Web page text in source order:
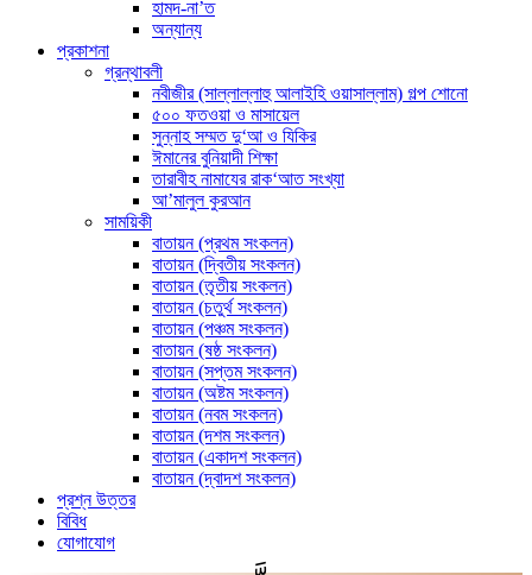
হামদ-না’ত
অন্যান্য
প্রকাশনা
গ্রন্থাবলী
নবীজীর (সাল্লাল্লাহু আলাইহি ওয়াসাল্লাম) গল্প শোনো
৫০০ ফতওয়া ও মাসায়েল
সুন্নাহ সম্মত দু‘আ ও যিকির
ঈমানের বুনিয়াদী শিক্ষা
তারাবীহ নামাযের রাক‘আত সংখ্যা
আ’মালুল কুরআন
সাময়িকী
বাতায়ন (প্রথম সংকলন)
বাতায়ন (দ্বিতীয় সংকলন)
বাতায়ন (তৃতীয় সংকলন)
বাতায়ন (চতুর্থ সংকলন)
বাতায়ন (পঞ্চম সংকলন)
বাতায়ন (ষষ্ঠ সংকলন)
বাতায়ন (সপ্তম সংকলন)
বাতায়ন (অষ্টম সংকলন)
বাতায়ন (নবম সংকলন)
বাতায়ন (দশম সংকলন)
বাতায়ন (একাদশ সংকলন)
বাতায়ন (দ্বাদশ সংকলন)
প্রশ্ন উত্তর
বিবিধ
যোগাযোগ